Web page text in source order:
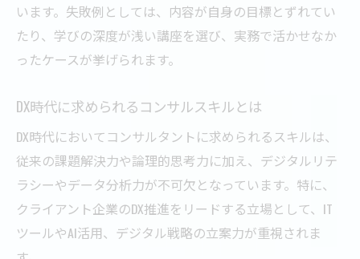
います。失敗例としては、内容が自身の目標とずれてい
たり、学びの深度が浅い講座を選び、実務で活かせなか
ったケースが挙げられます。
DX時代に求められるコンサルスキルとは
DX時代においてコンサルタントに求められるスキルは、
従来の課題解決力や論理的思考力に加え、デジタルリテ
ラシーやデータ分析力が不可欠となっています。特に、
クライアント企業のDX推進をリードする立場として、IT
ツールやAI活用、デジタル戦略の立案力が重視されま